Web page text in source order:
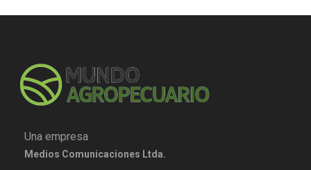
Una empresa
Medios Comunicaciones Ltda.